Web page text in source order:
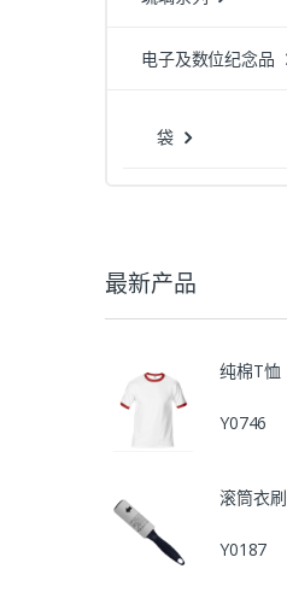
电子及数位纪念品
袋
最新产品
纯棉T恤
Y0746
滚筒衣刷
Y0187